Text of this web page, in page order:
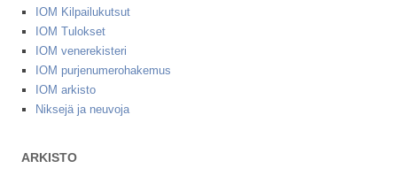
IOM Kilpailukutsut
IOM Tulokset
IOM venerekisteri
IOM purjenumerohakemus
IOM arkisto
Niksejä ja neuvoja
ARKISTO